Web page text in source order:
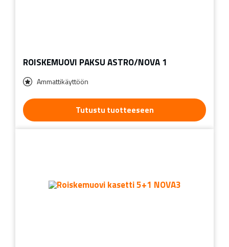
ROISKEMUOVI PAKSU ASTRO/NOVA 1
Ammattikäyttöön
Tutustu tuotteeseen